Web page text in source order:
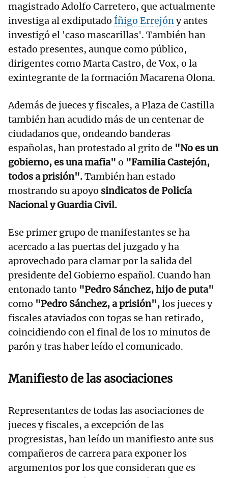
magistrado Adolfo Carretero, que actualmente
investiga al exdiputado Íñigo Errejóny antes
investigó el 'caso mascarillas'. También han
estado presentes, aunque como público,
dirigentes como Marta Castro, de Vox, o la
exintegrante de la formación Macarena Olona.
Además de jueces y fiscales, a Plaza de Castilla
también han acudido más de un centenar de
ciudadanos que, ondeando banderas
españolas, han protestado al grito de "No es un
gobierno, es una mafia" o "Familia Castejón,
todos a prisión".También han estado
mostrando su apoyo sindicatos de Policía
Nacional y Guardia Civil.
Ese primer grupo de manifestantes se ha
acercado a las puertas del juzgado y ha
aprovechado para clamar por la salida del
presidente del Gobierno español. Cuando han
entonado tanto "Pedro Sánchez, hijo de puta"
como "Pedro Sánchez, a prisión",los jueces y
fiscales ataviados con togas se han retirado,
coincidiendo con el final de los 10 minutos de
parón y tras haber leído el comunicado.
Manifiesto de las asociaciones
Representantes de todas las asociaciones de
jueces y fiscales, a excepción de las
progresistas, han leído un manifiesto ante sus
compañeros de carrera para exponer los
argumentos por los que consideran que es